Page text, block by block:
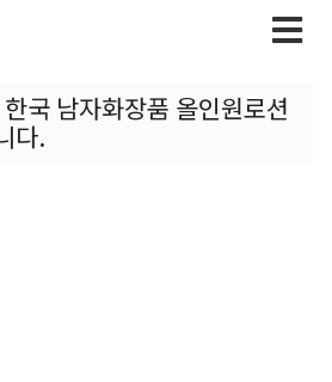
국 남자화장품 올인원로션
다.